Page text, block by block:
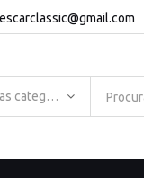
Todas as categorias